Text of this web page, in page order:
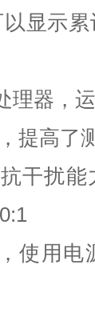
显示
器，运
提高了
扰能
用电